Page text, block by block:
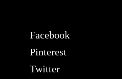
Facebook
Pinterest
Twitter